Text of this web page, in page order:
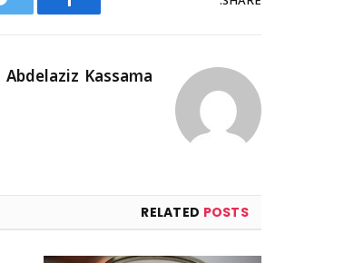
Abdelaziz Kassama
RELATED POSTS